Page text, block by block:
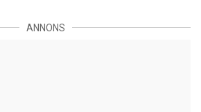
ANNONS